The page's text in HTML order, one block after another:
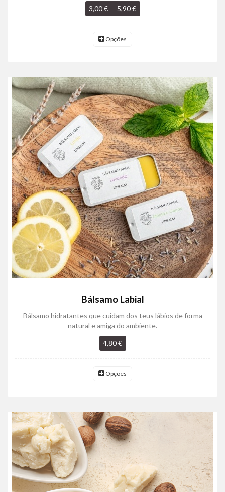
3,00 € — 5,90 €
Opções
Bálsamo Labial
Bálsamo hidratantes que cuidam dos teus lábios de forma
natural e amiga do ambiente.
4,80 €
Opções